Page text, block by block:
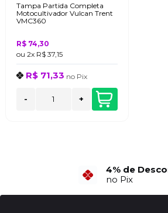
Tampa Partida Completa
Motocultivador Vulcan Trent
VMC360
R$ 74,30
ou 2x R$ 37,15
R$ 71,33 no Pix
- +
6X Sem Juros
no Cartão de